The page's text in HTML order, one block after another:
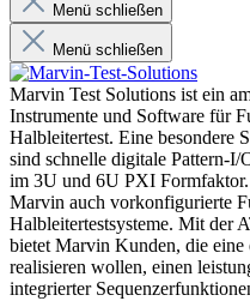
Menü schließen
Menü schließen
Marvin Test Solutions ist ein
Instrumente und Software für
Halbleitertest. Eine besondere
sind schnelle digitale Pattern-
im 3U und 6U PXI
Marvin auch vorkonfigurierte
Halbleitertestsysteme. Mit der
bietet Marvin Kunden, die
realisieren wollen, einen
integrierter